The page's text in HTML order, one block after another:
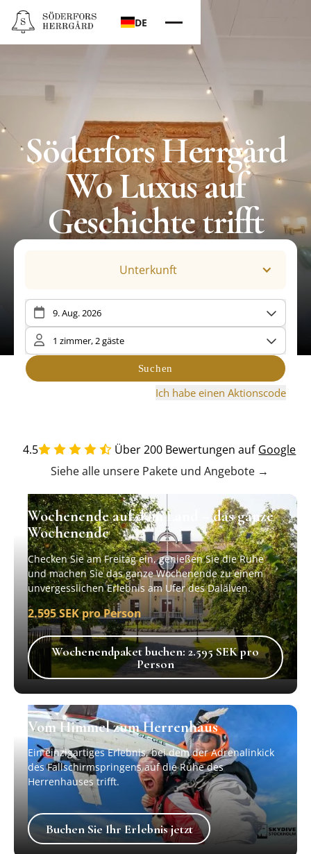
DE
Söderfors Herrgård
Wo Luxus auf
Geschichte trifft
Unterkunft
4.5 Über 200 Bewertungen auf Google
Siehe alle unsere Pakete und Angebote →
Wochenende auf dem Land – das ganze
Wochenende
Checken Sie am Freitag ein, genießen Sie die Ruhe
und machen Sie das ganze Wochenende zu einem
unvergesslichen Erlebnis am Ufer des Dalälven.
2.595 SEK pro Person
Wochenendpaket buchen: 2.595
Wochenendpaket buchen: 2.595 SEK pro
Person
Vom Himmel zum Herrenhaus
Ein einzigartiges Erlebnis, bei dem der Adrenalinkick
des Fallschirmspringens auf die Ruhe des
Herrenhauses trifft.
Buchen Sie Ihr Erlebnis jetzt
Buchen Sie Ihr Erlebnis jetzt